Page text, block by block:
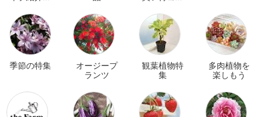
季節の特集
オージープ
ランツ
観葉植物特
集
多肉植物を
楽しもう